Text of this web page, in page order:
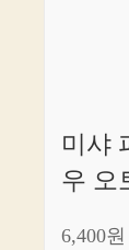
미샤
우 오
6,400원